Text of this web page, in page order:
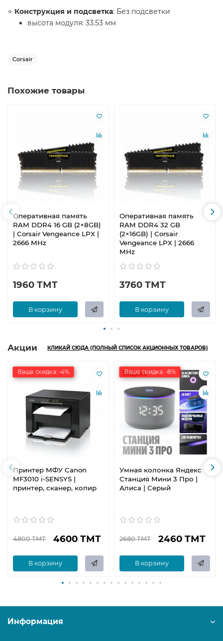
⭐️ Конструкция и подсветка: Без подсветки
высота модуля: 33.53 мм
Corsair
Похожие товары
Оперативная память
RAM DDR4 16 GB (2×8GB)
| Corsair Vengeance LPX |
2666 MHz
1960 ТМТ
В корзину
Оперативная память
RAM DDR4 32 GB
(2×16GB) | Corsair
Vengeance LPX | 2666
MHz
3760 ТМТ
В корзину
Акции КЛИКАЙ СЮДА (ПОЛНЫЙ СПИСОК АКЦИОННЫХ ТОВАРОВ)
Ваша скидка: -4%
Принтер МФУ Canon
MF3010 i-SENSYS |
принтер, сканер, копир
4800 ТМТ 4600 ТМТ
В корзину
Ваша скидка: -8%
Умная колонка Яндекс
Станция Мини 3 Про |
Алиса | Серый
2680 ТМТ 2460 ТМТ
В корзину
Информация